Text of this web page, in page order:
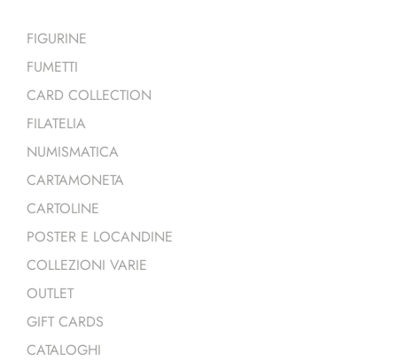
FIGURINE
FUMETTI
CARD COLLECTION
FILATELIA
NUMISMATICA
CARTAMONETA
CARTOLINE
POSTER E LOCANDINE
COLLEZIONI VARIE
OUTLET
GIFT CARDS
CATALOGHI